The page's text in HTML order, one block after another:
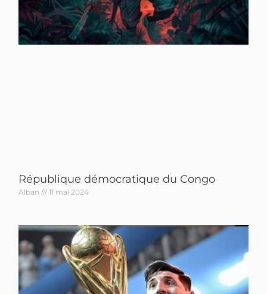
République démocratique du Congo
Alban 11 mai 2024